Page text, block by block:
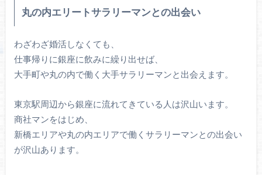
丸の内エリートサラリーマンとの出会い
わざわざ婚活しなくても、
仕事帰りに銀座に飲みに繰り出せば、
大手町や丸の内で働く大手サラリーマンと出会えます。
東京駅周辺から銀座に流れてきている人は沢山います。
商社マンをはじめ、
新橋エリアや丸の内エリアで働くサラリーマンとの出会い
が沢山あります。